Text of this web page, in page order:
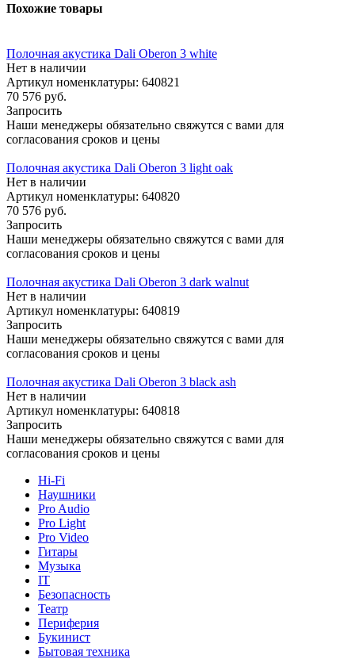
Похожие товары
Полочная акустика Dali Oberon 3 white
Нет в наличии
Артикул номенклатуры: 640821
70 576 руб.
Запросить
Наши менеджеры обязательно свяжутся с вами для
согласования сроков и цены
Полочная акустика Dali Oberon 3 light oak
Нет в наличии
Артикул номенклатуры: 640820
70 576 руб.
Запросить
Наши менеджеры обязательно свяжутся с вами для
согласования сроков и цены
Полочная акустика Dali Oberon 3 dark walnut
Нет в наличии
Артикул номенклатуры: 640819
Запросить
Наши менеджеры обязательно свяжутся с вами для
согласования сроков и цены
Полочная акустика Dali Oberon 3 black ash
Нет в наличии
Артикул номенклатуры: 640818
Запросить
Наши менеджеры обязательно свяжутся с вами для
согласования сроков и цены
Hi-Fi
Наушники
Pro Audio
Pro Light
Pro Video
Гитары
Музыка
IT
Безопасность
Театр
Периферия
Букинист
Бытовая техника